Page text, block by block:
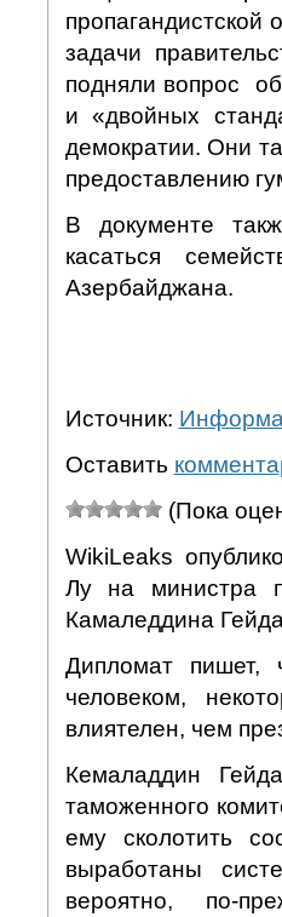
задачи
подняли вопрос
и «двойных
демократии. Они
предоставлению
В документе
касаться
Азербайджана.
Источник:
Оставить
(Пока
WikiLeaks
Лу на министра
Камаледдина
Дипломат пишет,
человеком,
влиятелен, чем
Кемаладдин
таможенного
ему сколотить
выработаны
вероятно, по-